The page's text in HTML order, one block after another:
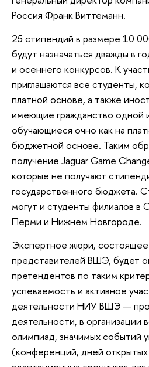
Россия Франк Виттеманн.
25 стипендий в размере 10
будут назначаться дважды в
и осеннего конкурсов. К
приглашаются все студенты,
платной основе, а также
имеющие гражданство одной
обучающиеся очно как на
бюджетной основе. Таким
получение Jaguar Game
которые не получают
государственного бюджета.
могут и студенты филиалов в
Перми и Нижнем Новгороде.
Экспертное жюри, состоящее
представителей ВШЭ, будет
претендентов по таким
успеваемость и активное
деятельности НИУ ВШЭ —
деятельности, в организации
олимпиад, значимых событий
(конференций, дней